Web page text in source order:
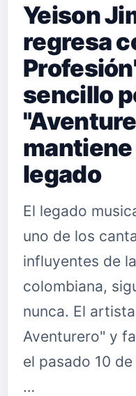
Yeison
regresa
sencillo
legado
El legado
uno de los
influyentes de
colombiana,
nunca. El
Aventurero" y
el pasado 10
…